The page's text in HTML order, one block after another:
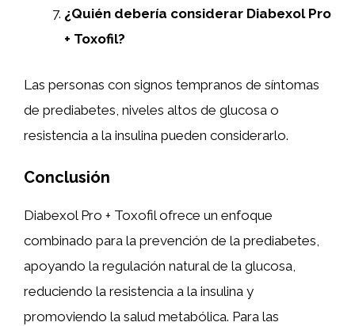
¿Quién debería considerar Diabexol Pro
+ Toxofil?
Las personas con signos tempranos de síntomas
de prediabetes, niveles altos de glucosa o
resistencia a la insulina pueden considerarlo.
Conclusión
Diabexol Pro + Toxofil ofrece un enfoque
combinado para la prevención de la prediabetes,
apoyando la regulación natural de la glucosa,
reduciendo la resistencia a la insulina y
promoviendo la salud metabólica. Para las